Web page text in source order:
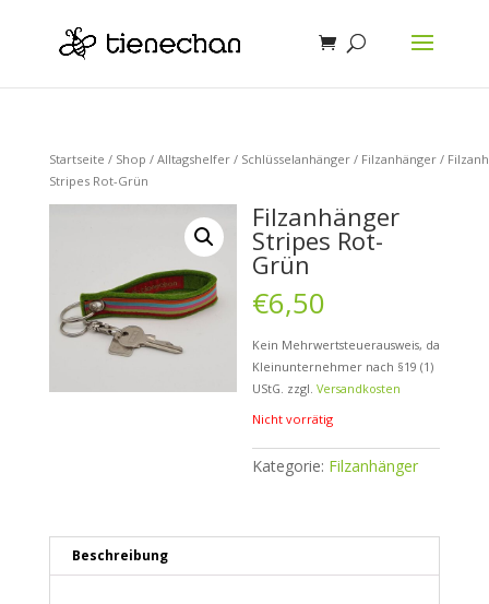
Startseite / Shop / Alltagshelfer/ Schlüsselanhänger/ Filzanhänger/
Stripes Rot-Grün
Filzanhänger
Stripes Rot-
Grün
€6,50
Kein Mehrwertsteuerausweis, da
Kleinunternehmer nach §19 (1)
UStG. zzgl.Versandkosten
Nicht vorrätig
Kategorie: Filzanhänger
Beschreibung